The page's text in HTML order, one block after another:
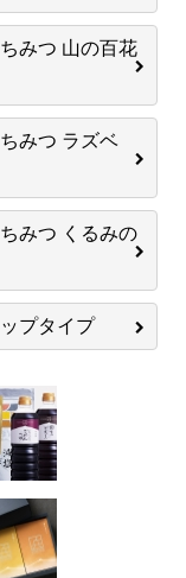
みつ 山の百花
みつ ラズベ
みつ くるみの
プタイプ